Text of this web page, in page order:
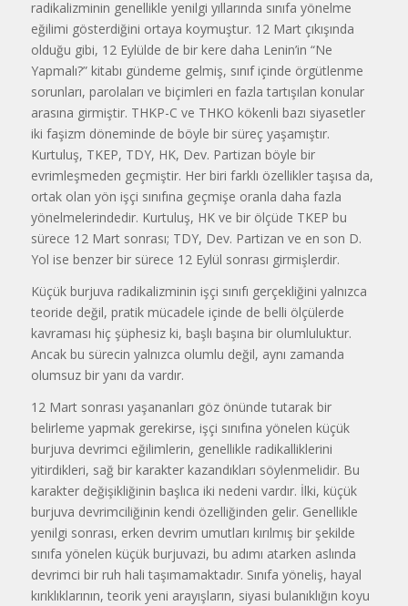
radikalizminin genellikle yenilgi yıllarında sınıfa yönelme
eğilimi gösterdiğini ortaya koymuştur. 12 Mart çıkışında
olduğu gibi, 12 Eylülde de bir kere daha Lenin’in “Ne
Yapmalı?” kitabı gündeme gelmiş, sınıf içinde örgütlenme
sorunları, parolaları ve biçimleri en fazla tartışılan konular
arasına girmiştir. THKP-C ve THKO kökenli bazı siyasetler
iki faşizm döneminde de böyle bir süreç yaşamıştır.
Kurtuluş, TKEP, TDY, HK, Dev. Partizan böyle bir
evrimleşmeden geçmiştir. Her biri farklı özellikler taşısa da,
ortak olan yön işçi sınıfına geçmişe oranla daha fazla
yönelmelerindedir. Kurtuluş, HK ve bir ölçüde TKEP bu
sürece 12 Mart sonrası; TDY, Dev. Partizan ve en son D.
Yol ise benzer bir sürece 12 Eylül sonrası girmişlerdir.
Küçük burjuva radikalizminin işçi sınıfı gerçekliğini yalnızca
teoride değil, pratik mücadele içinde de belli ölçülerde
kavraması hiç şüphesiz ki, başlı başına bir olumluluktur.
Ancak bu sürecin yalnızca olumlu değil, aynı zamanda
olumsuz bir yanı da vardır.
12 Mart sonrası yaşananları göz önünde tutarak bir
belirleme yapmak gerekirse, işçi sınıfına yönelen küçük
burjuva devrimci eğilimlerin, genellikle radikalliklerini
yitirdikleri, sağ bir karakter kazandıkları söylenmelidir. Bu
karakter değişikliğinin başlıca iki nedeni vardır. İlki, küçük
burjuva devrimciliğinin kendi özelliğinden gelir. Genellikle
yenilgi sonrası, erken devrim umutları kırılmış bir şekilde
sınıfa yönelen küçük burjuvazi, bu adımı atarken aslında
devrimci bir ruh hali taşımamaktadır. Sınıfa yöneliş, hayal
kırıklıklarının, teorik yeni arayışların, siyasi bulanıklığın koyu